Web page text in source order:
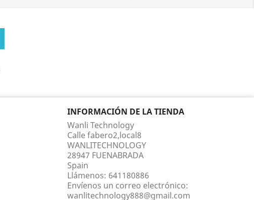
INFORMACIÓN DE LA TIENDA
Wanli Technology
Calle fabero2,local8
WANLITECHNOLOGY
28947 FUENABRADA
Spain
Llámenos: 641180886
Envíenos un correo electrónico:
wanlitechnology888@gmail.com